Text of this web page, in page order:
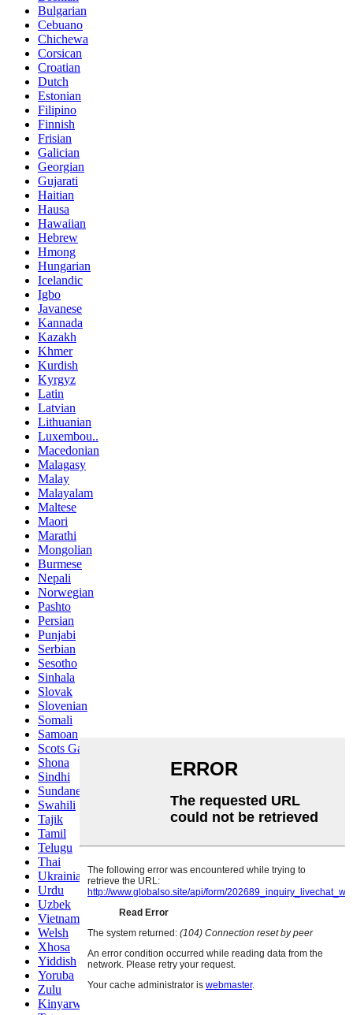
Bulgarian
Cebuano
Chichewa
Corsican
Croatian
Dutch
Estonian
Filipino
Finnish
Frisian
Galician
Georgian
Gujarati
Haitian
Hausa
Hawaiian
Hebrew
Hmong
Hungarian
Icelandic
Igbo
Javanese
Kannada
Kazakh
Khmer
Kurdish
Kyrgyz
Latin
Latvian
Lithuanian
Luxembou..
Macedonian
Malagasy
Malay
Malayalam
Maltese
Maori
Marathi
Mongolian
Burmese
Nepali
Norwegian
Pashto
Persian
Punjabi
Serbian
Sesotho
Sinhala
Slovak
Slovenian
Somali
Samoan
Scots Gaelic
Shona
Sindhi
Sundanese
Swahili
Tajik
Tamil
Telugu
Thai
Ukrainian
Urdu
Uzbek
Vietnamese
Welsh
Xhosa
Yiddish
Yoruba
Zulu
Kinyarwanda